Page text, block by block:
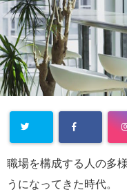
職場を構成する人の多
うになってきた時代。